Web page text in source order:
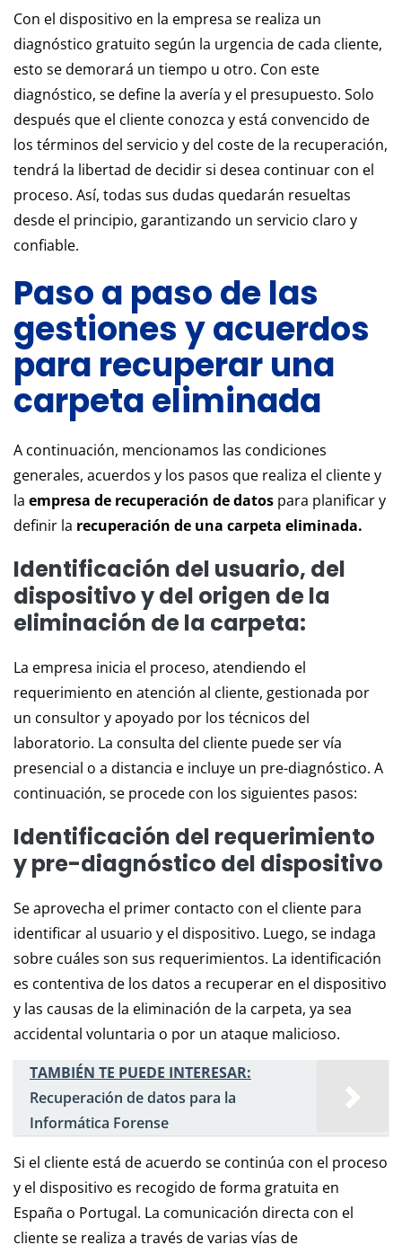
Con el dispositivo en la empresa se realiza un
diagnóstico gratuito según la urgencia de cada cliente,
esto se demorará un tiempo u otro. Con este
diagnóstico, se define la avería y el presupuesto. Solo
después que el cliente conozca y está convencido de
los términos del servicio y del coste de la recuperación,
tendrá la libertad de decidir si desea continuar con el
proceso. Así, todas sus dudas quedarán resueltas
desde el principio, garantizando un servicio claro y
confiable.
Paso a paso de las
gestiones y acuerdos
para recuperar una
carpeta eliminada
A continuación, mencionamos las condiciones
generales, acuerdos y los pasos que realiza el cliente y
la empresa de recuperación de datos para planificar y
definir la recuperación de una carpeta eliminada.
Identificación del usuario, del
dispositivo y del origen de la
eliminación de la carpeta:
La empresa inicia el proceso, atendiendo el
requerimiento en atención al cliente, gestionada por
un consultor y apoyado por los técnicos del
laboratorio. La consulta del cliente puede ser vía
presencial o a distancia e incluye un pre-diagnóstico. A
continuación, se procede con los siguientes pasos:
Identificación del requerimiento
y pre-diagnóstico del dispositivo
Se aprovecha el primer contacto con el cliente para
identificar al usuario y el dispositivo. Luego, se indaga
sobre cuáles son sus requerimientos. La identificación
es contentiva de los datos a recuperar en el dispositivo
y las causas de la eliminación de la carpeta, ya sea
accidental voluntaria o por un ataque malicioso.
TAMBIÉN TE PUEDE INTERESAR:
Recuperación de datos para la
Informática Forense
Si el cliente está de acuerdo se continúa con el proceso
y el dispositivo es recogido de forma gratuita en
España o Portugal. La comunicación directa con el
cliente se realiza a través de varias vías de